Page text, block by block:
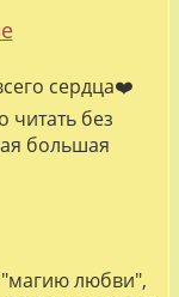
сердца❤️
читать без
большая
"магию любви",